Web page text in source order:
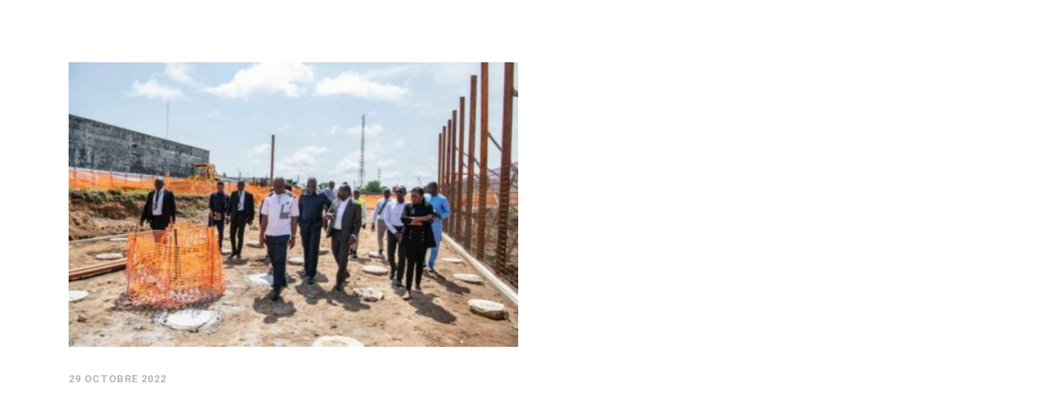
29 OCTOBRE 2022